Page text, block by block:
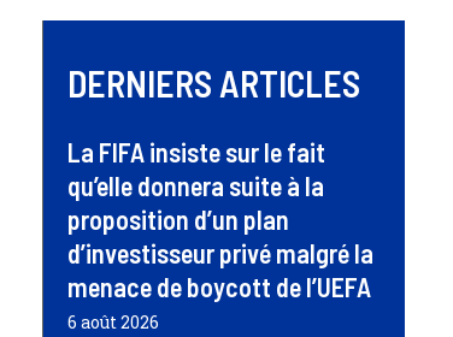
DERNIERS ARTICLES
La FIFA insiste sur le fait
qu’elle donnera suite à la
proposition d’un plan
d’investisseur privé malgré la
menace de boycott de l’UEFA
6 août 2026